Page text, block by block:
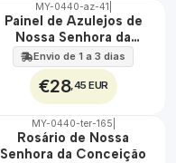
🇵🇹
100%
EXT.
MY-0440-az-41
Painel de Azulejos de
Nossa Senhora da
Conceição 30 cm x 45
cm
Envio de 1 a 3 dias
€28,45 EUR
🇵🇹
100%
MY-0440-ter-165
Rosário de Nossa
Senhora da Conceição